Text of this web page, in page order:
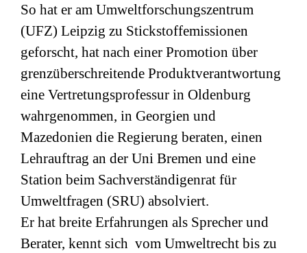
So hat er am Umweltforschungszentrum
(UFZ) Leipzig zu Stickstoffemissionen
geforscht, hat nach einer Promotion über
grenzüberschreitende Produktverantwortung
eine Vertretungsprofessur in Oldenburg
wahrgenommen, in Georgien und
Mazedonien die Regierung beraten, einen
Lehrauftrag an der Uni Bremen und eine
Station beim Sachverständigenrat für
Umweltfragen (SRU) absolviert.
Er hat breite Erfahrungen als Sprecher und
Berater, kennt sich vom Umweltrecht bis zu